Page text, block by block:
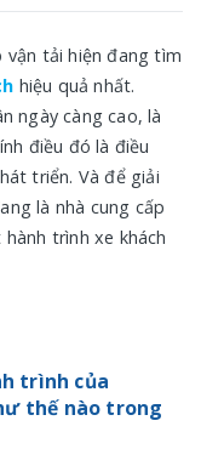
vận tải hiện đang tìm
hiệu quả nhất.
ngày càng cao, là
điều đó là điều
triển. Và để giải
là nhà cung cấp
trình xe khách
trình của
thế nào trong